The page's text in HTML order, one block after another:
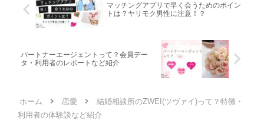
マッチングアプリで早く会うためのポイン
トは？ヤリモク男性に注意！？
パートナーエージェントって？会員デー
タ・利用者のレポートなど紹介
ホーム 恋愛
結婚相談所のZWEI(ツヴァイ)って？特徴・
利用者の体験談など紹介